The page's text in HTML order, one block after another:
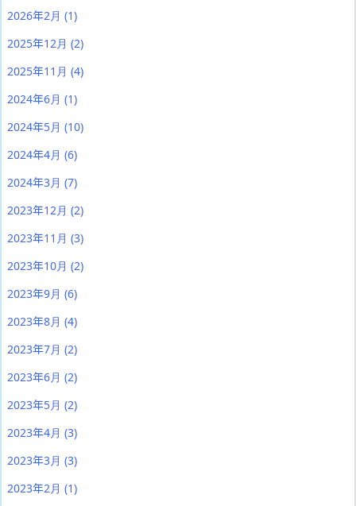
2026年2月 (1)
2025年12月 (2)
2025年11月 (4)
2024年6月 (1)
2024年5月 (10)
2024年4月 (6)
2024年3月 (7)
2023年12月 (2)
2023年11月 (3)
2023年10月 (2)
2023年9月 (6)
2023年8月 (4)
2023年7月 (2)
2023年6月 (2)
2023年5月 (2)
2023年4月 (3)
2023年3月 (3)
2023年2月 (1)